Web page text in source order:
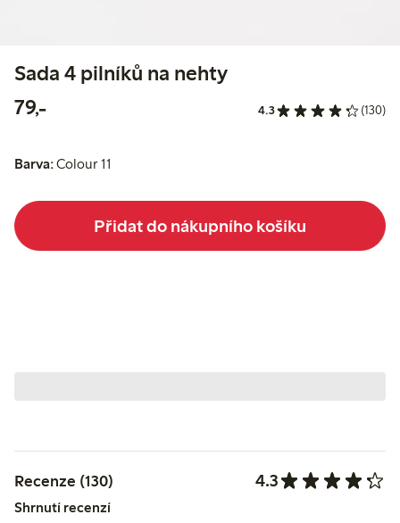
Sada 4 pilníků na nehty
79,-79,00 Kč 4.3 (130)
Barva:Colour 11
Přidat do nákupního košíku
Recenze (130) 4.3
Shrnutí recenzí